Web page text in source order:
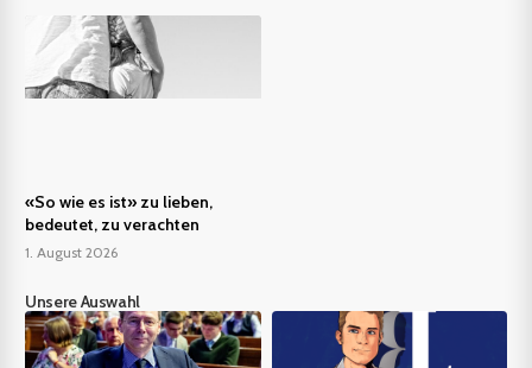
«So wie es ist» zu lieben,
bedeutet, zu verachten
1. August 2026
Unsere Auswahl